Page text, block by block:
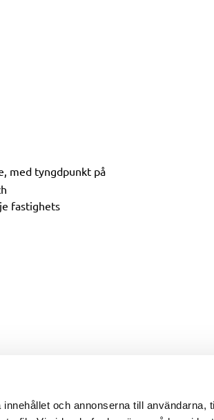
och annonserna till användarna,
med tyngdpunkt på
fastighets
7
Box: 189